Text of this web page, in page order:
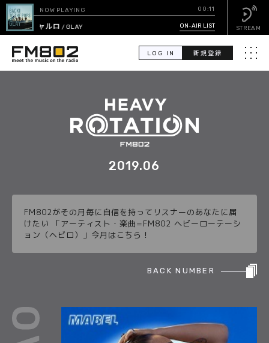
LOG IN 新規登録 メニ
索
GUEST CALENDAR
EVENT CALENDAR
HEAVY ROTATION
NOW PLAYING 00:11
シャルロ/ GLAY ON-AIR LIST STREAM
2019.06
FM802がその月毎に自信を持ってリスナーのあなたに届
けたい 「アーティスト・楽曲=FM802 ヘビーローテーシ
ョン（ヘビロ）」今月はこちら！
BACK NUMBER